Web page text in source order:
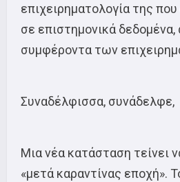
επιχειρηματολογία της
σε επιστημονικά
συμφέροντα των
Συναδέλφισσα, συνάδελφε,
Μια νέα κατάσταση τείνει
«μετά καραντίνας εποχή».